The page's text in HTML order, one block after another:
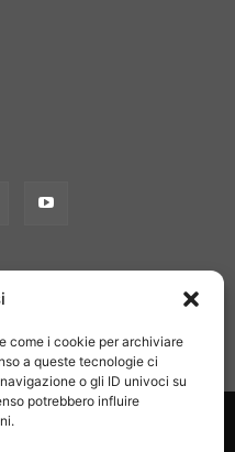
come i cookie per archiviare
a queste tecnologie ci
o gli ID univoci su
potrebbero influire
editoriali